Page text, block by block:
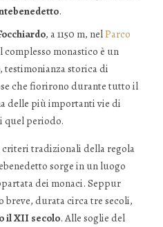
.
, a 1150 m, nelParco
complesso monastico è un
testimonianza storica di
che fiorirono durante tutto il
delle più importanti vie di
quel periodo.
criteri tradizionali della regola
sorge in un luogo
dei monaci. Seppur
breve, durata circa tre secoli,
il XII secolo. Alle soglie del